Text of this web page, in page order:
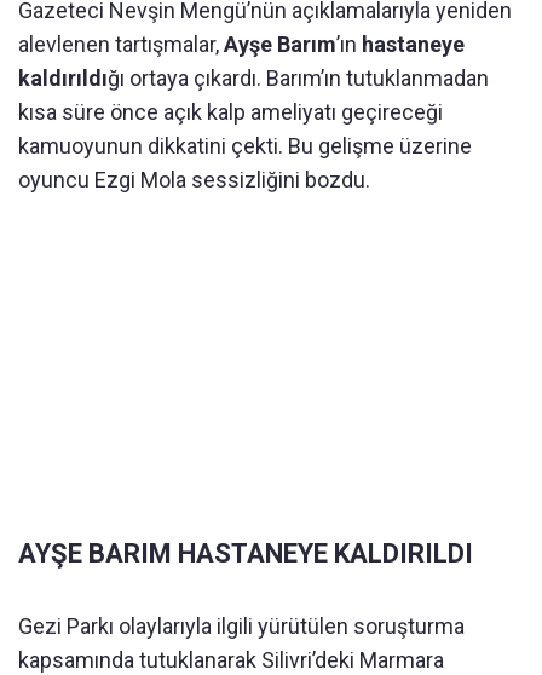
Gazeteci Nevşin Mengü’nün açıklamalarıyla yeniden
alevlenen tartışmalar,Ayşe Barım’ın hastaneye
kaldırıldığı ortaya çıkardı. Barım’ın tutuklanmadan
kısa süre önce açık kalp ameliyatı geçireceği
kamuoyunun dikkatini çekti. Bu gelişme üzerine
oyuncu Ezgi Mola sessizliğini bozdu.
AYŞE BARIM HASTANEYE KALDIRILDI
Gezi Parkı olaylarıyla ilgili yürütülen soruşturma
kapsamında tutuklanarak Silivri’deki Marmara